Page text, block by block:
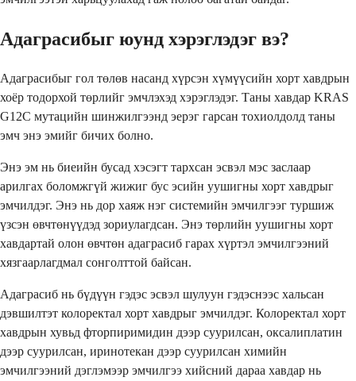
Адаграсибыг юунд хэрэглэдэг вэ?
Адаграсибыг гол төлөв насанд хүрсэн хүмүүсийн хорт хавдрын
хоёр тодорхой төрлийг эмчлэхэд хэрэглэдэг. Таны хавдар KRAS
G12C мутацийн шинжилгээнд эерэг гарсан тохиолдолд таны
эмч энэ эмийг бичих болно.
Энэ эм нь биеийн бусад хэсэгт тархсан эсвэл мэс заслаар
арилгах боломжгүй жижиг бус эсийн уушигны хорт хавдрыг
эмчилдэг. Энэ нь дор хаяж нэг системийн эмчилгээг туршиж
үзсэн өвчтөнүүдэд зориулагдсан. Энэ төрлийн уушигны хорт
хавдартай олон өвчтөн адаграсиб гарах хүртэл эмчилгээний
хязгаарлагдмал сонголттой байсан.
Адаграсиб нь бүдүүн гэдэс эсвэл шулуун гэдэснээс хальсан
дэвшилтэт колоректал хорт хавдрыг эмчилдэг. Колоректал хорт
хавдрын хувьд фторпиримидин дээр суурилсан, оксалиплатин
дээр суурилсан, иринотекан дээр суурилсан химийн
эмчилгээний дэглэмээр эмчилгээ хийсний дараа хавдар нь